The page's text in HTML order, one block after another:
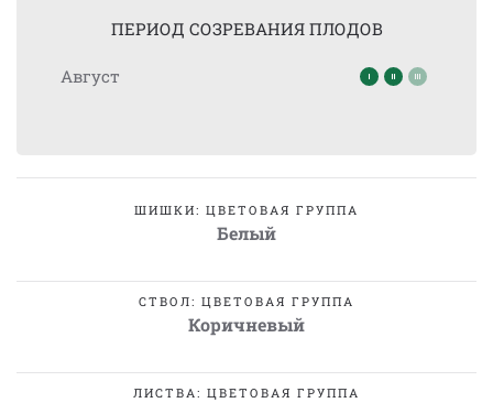
ПЕРИОД СОЗРЕВАНИЯ ПЛОДОВ
Август
ШИШКИ: ЦВЕТОВАЯ ГРУППА
Белый
СТВОЛ: ЦВЕТОВАЯ ГРУППА
Коричневый
ЛИСТВА: ЦВЕТОВАЯ ГРУППА